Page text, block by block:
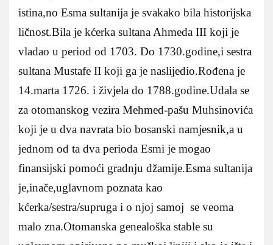
istina,no Esma sultanija je svakako bila historijska
ličnost.Bila je kćerka sultana Ahmeda III koji je
vladao u period od 1703. Do 1730.godine,i sestra
sultana Mustafe II koji ga je naslijedio.Rođena je
14.marta 1726. i živjela do 1788.godine.Udala se
za otomanskog vezira Mehmed-pašu Muhsinovića
koji je u dva navrata bio bosanski namjesnik,a u
jednom od ta dva perioda Esmi je mogao
finansijski pomoći gradnju džamije.Esma sultanija
je,inače,uglavnom poznata kao
kćerka/sestra/supruga i o njoj samoj se veoma
malo zna.Otomanska genealoška stable su